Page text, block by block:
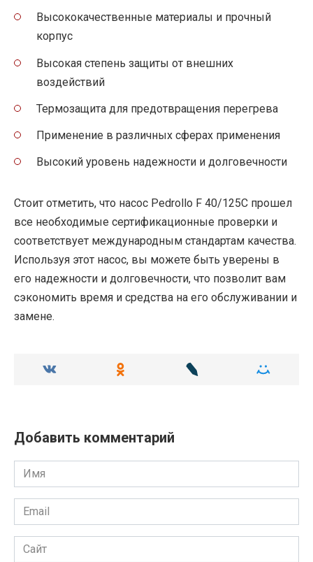
Высококачественные материалы и прочный
корпус
Высокая степень защиты от внешних
воздействий
Термозащита для предотвращения перегрева
Применение в различных сферах применения
Высокий уровень надежности и долговечности
Стоит отметить, что насос Pedrollo F 40/125C прошел
все необходимые сертификационные проверки и
соответствует международным стандартам качества.
Используя этот насос, вы можете быть уверены в
его надежности и долговечности, что позволит вам
сэкономить время и средства на его обслуживании и
замене.
Добавить комментарий
Имя
Email
Сайт